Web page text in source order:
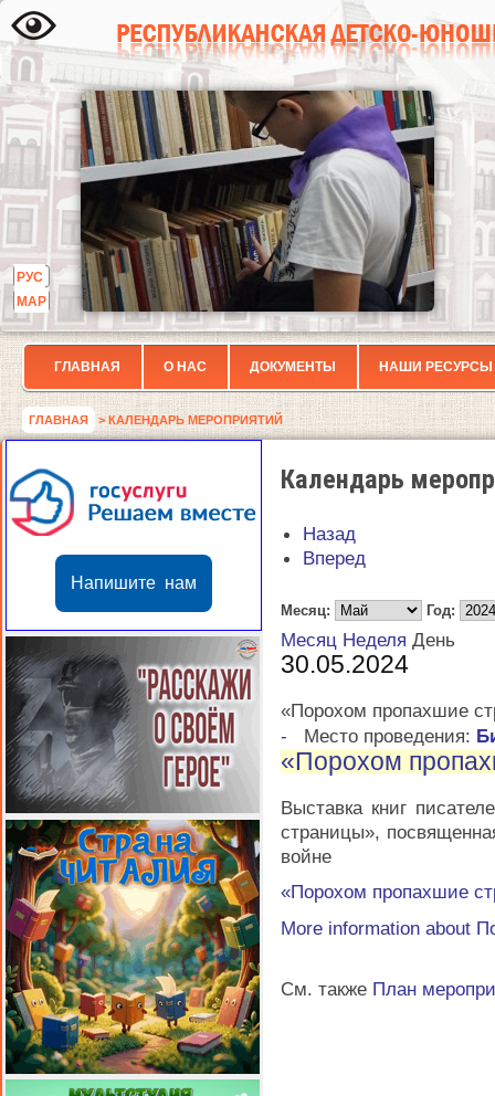
РУС
МАР
ГЛАВНАЯ О НАС ДОКУМЕНТЫ НАШИ РЕСУРСЫ
ГЛАВНАЯ > КАЛЕНДАРЬ МЕРОПРИЯТИЙ
Напишите нам
Календарь
Назад
Вперед
Месяц: Год:
Месяц Неделя День
30.05.2024
«Порохом пропахшие
-
Место проведения:
«Порохом
Выставка книг
страницы»,
войне
«Порохом пропахшие
More information about
См. также План